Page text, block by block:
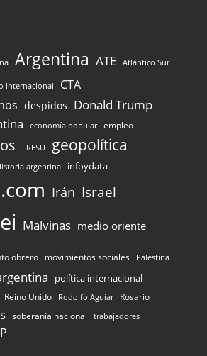
Argentina ATE Atlántico Sur
internacional
CTA
despidos Donald Trump
economía popular empleo
FRESU geopolítica
argentina infoydata
Irán Israel
Malvinas medio oriente
obrero movimientos sociales Palestina
política internacional
Reino Unido Rodolfo Aguiar Rosario
soberanía nacional trabajadores